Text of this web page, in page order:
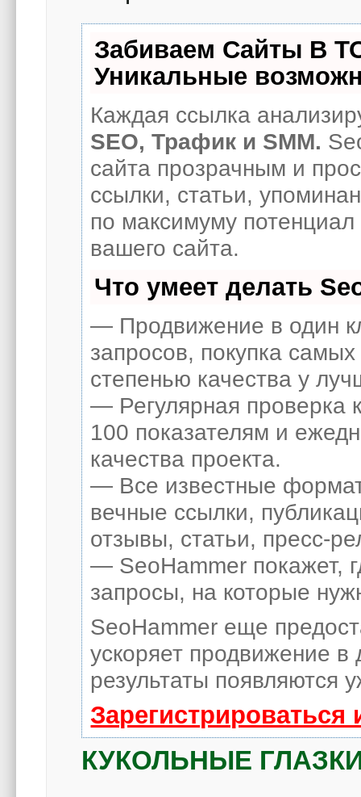
Забиваем Сайты В
Уникальные
Каждая ссылка
SEO, Трафик и SMM.
сайта прозрачным и
ссылки, статьи,
по максимуму
вашего сайта.
Что умеет делать
— Продвижение в один
запросов, покупка
степенью качества у
— Регулярная проверка
100 показателям и
качества проекта.
— Все известные
вечные ссылки,
отзывы, статьи, пресс-
— SeoHammer покажет,
запросы, на которые
SeoHammer еще
ускоряет продвижение в
результаты появляются
КУКОЛЬНЫЕ